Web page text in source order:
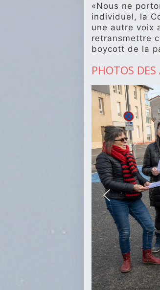
«Nous ne
individuel, la
une autre voix
retransmettre
boycott de la
PHOTOS